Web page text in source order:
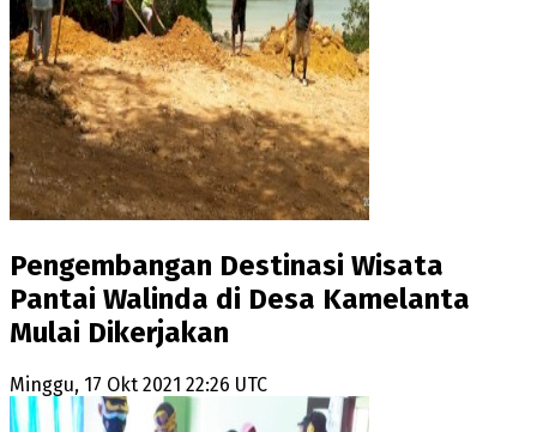
Pengembangan Destinasi Wisata
Pantai Walinda di Desa Kamelanta
Mulai Dikerjakan
Minggu, 17 Okt 2021 22:26 UTC